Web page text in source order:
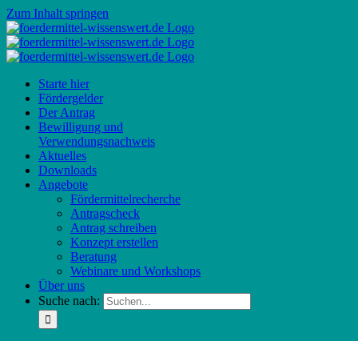
Zum Inhalt springen
Starte hier
Fördergelder
Der Antrag
Bewilligung und
Verwendungsnachweis
Aktuelles
Downloads
Angebote
Fördermittelrecherche
Antragscheck
Antrag schreiben
Konzept erstellen
Beratung
Webinare und Workshops
Über uns
Suche nach: